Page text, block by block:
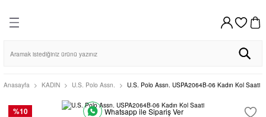
AYNI GÜN KARGO
HIZLI KARGO
DİSTRİBÜTÖR GARANTİLİ
Klik
Seiko Clocks
Kolye
Kolye
Anasayfa KADIN U.S. Polo Assn. U.S. Polo Assn. USPA2064B-06 Kadın Kol Saati
%10 Whatsapp ile Sipariş Ver